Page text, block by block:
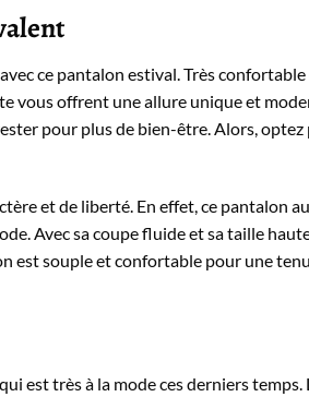
ce pantalon estival. Très
vous offrent une allure unique et
pour plus de bien-être. Alors,
et de liberté. En effet, ce pantalon
Avec sa coupe fluide et sa taille
souple et confortable pour une
est très à la mode ces derniers temps.